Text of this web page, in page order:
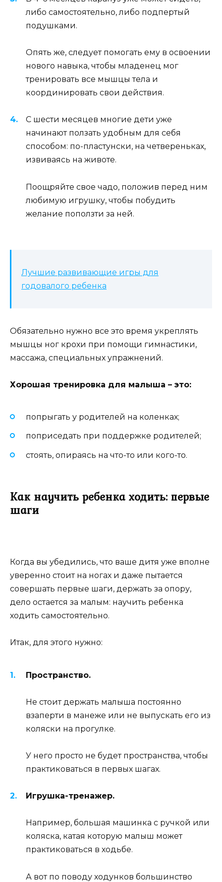
либо самостоятельно, либо подпертый
подушками.
Опять же, следует помогать ему в освоении
нового навыка, чтобы младенец мог
тренировать все мышцы тела и
координировать свои действия.
С шести месяцев многие дети уже
начинают ползать удобным для себя
способом: по-пластунски, на четвереньках,
извиваясь на животе.
Поощряйте свое чадо, положив перед ним
любимую игрушку, чтобы побудить
желание поползти за ней.
Лучшие развивающие игры для
годовалого ребенка
Обязательно нужно все это время укреплять
мышцы ног крохи при помощи гимнастики,
массажа, специальных упражнений.
Хорошая тренировка для малыша – это:
попрыгать у родителей на коленках;
поприседать при поддержке родителей;
стоять, опираясь на что-то или кого-то.
Как научить ребенка ходить: первые
шаги
Когда вы убедились, что ваше дитя уже вполне
уверенно стоит на ногах и даже пытается
совершать первые шаги, держать за опору,
дело остается за малым: научить ребенка
ходить самостоятельно.
Итак, для этого нужно:
Пространство.
Не стоит держать малыша постоянно
взаперти в манеже или не выпускать его из
коляски на прогулке.
У него просто не будет пространства, чтобы
практиковаться в первых шагах.
Игрушка-тренажер.
Например, большая машинка с ручкой или
коляска, катая которую малыш может
практиковаться в ходьбе.
А вот по поводу ходунков большинство